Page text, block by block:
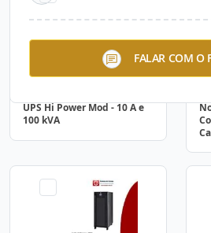
FALAR COM O
UPS Hi Power Mod - 10 A e
100 kVA